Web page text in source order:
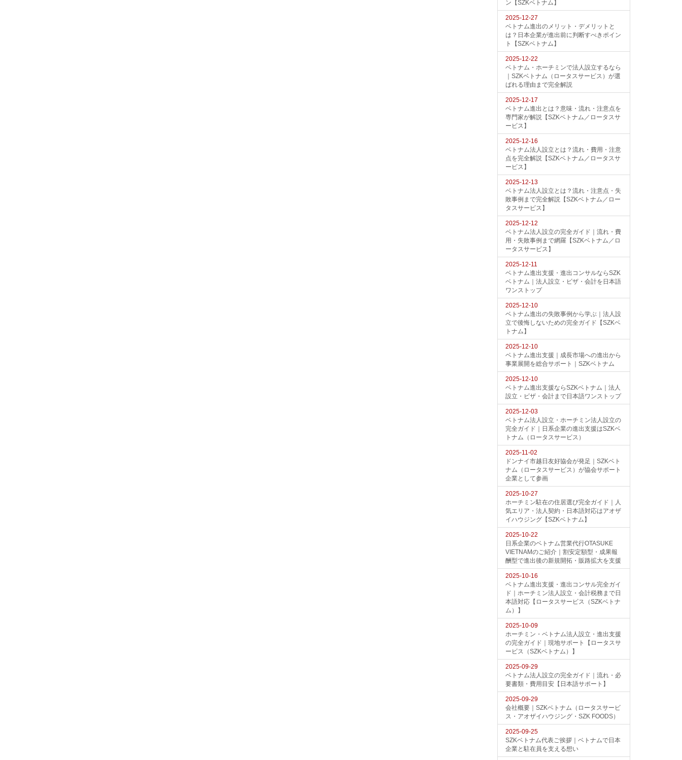
ン【SZKベトナム】
2025-12-27
ベトナム進出のメリット・デメリットと
は？日本企業が進出前に判断すべきポイン
ト【SZKベトナム】
2025-12-22
ベトナム・ホーチミンで法人設立するなら
｜SZKベトナム（ロータスサービス）が選
ばれる理由まで完全解説
2025-12-17
ベトナム進出とは？意味・流れ・注意点を
専門家が解説【SZKベトナム／ロータスサ
ービス】
2025-12-16
ベトナム法人設立とは？流れ・費用・注意
点を完全解説【SZKベトナム／ロータスサ
ービス】
2025-12-13
ベトナム法人設立とは？流れ・注意点・失
敗事例まで完全解説【SZKベトナム／ロー
タスサービス】
2025-12-12
ベトナム法人設立の完全ガイド｜流れ・費
用・失敗事例まで網羅【SZKベトナム／ロ
ータスサービス】
2025-12-11
ベトナム進出支援・進出コンサルならSZK
ベトナム｜法人設立・ビザ・会計を日本語
ワンストップ
2025-12-10
ベトナム進出の失敗事例から学ぶ｜法人設
立で後悔しないための完全ガイド【SZKベ
トナム】
2025-12-10
ベトナム進出支援｜成長市場への進出から
事業展開を総合サポート｜SZKベトナム
2025-12-10
ベトナム進出支援ならSZKベトナム｜法人
設立・ビザ・会計まで日本語ワンストップ
2025-12-03
ベトナム法人設立・ホーチミン法人設立の
完全ガイド｜日系企業の進出支援はSZKベ
トナム（ロータスサービス）
2025-11-02
ドンナイ市越日友好協会が発足｜SZKベト
ナム（ロータスサービス）が協会サポート
企業として参画
2025-10-27
ホーチミン駐在の住居選び完全ガイド｜人
気エリア・法人契約・日本語対応はアオザ
イハウジング【SZKベトナム】
2025-10-22
日系企業のベトナム営業代行OTASUKE
VIETNAMのご紹介｜割安定額型・成果報
酬型で進出後の新規開拓・販路拡大を支援
2025-10-16
ベトナム進出支援・進出コンサル完全ガイ
ド｜ホーチミン法人設立・会計税務まで日
本語対応【ロータスサービス（SZKベトナ
ム）】
2025-10-09
ホーチミン・ベトナム法人設立・進出支援
の完全ガイド｜現地サポート【ロータスサ
ービス（SZKベトナム）】
2025-09-29
ベトナム法人設立の完全ガイド｜流れ・必
要書類・費用目安【日本語サポート】
2025-09-29
会社概要｜SZKベトナム（ロータスサービ
ス・アオザイハウジング・SZK FOODS）
2025-09-25
SZKベトナム代表ご挨拶｜ベトナムで日本
企業と駐在員を支える想い